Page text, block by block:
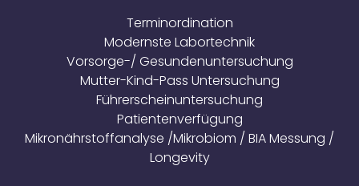
Terminordination
Modernste Labortechnik
Vorsorge-/ Gesundenuntersuchung
Mutter-Kind-Pass Untersuchung
Führerscheinuntersuchung
Patientenverfügung
Mikronährstoffanalyse /Mikrobiom / BIA Messung /
Longevity